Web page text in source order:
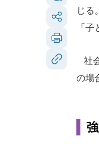
じる
「
社
の場